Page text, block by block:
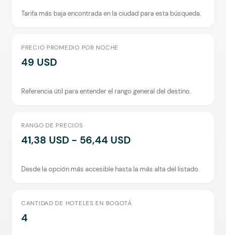
Tarifa más baja encontrada en la ciudad para esta búsqueda.
PRECIO PROMEDIO POR NOCHE
49 USD
Referencia útil para entender el rango general del destino.
RANGO DE PRECIOS
41,38 USD - 56,44 USD
Desde la opción más accesible hasta la más alta del listado.
CANTIDAD DE HOTELES EN BOGOTÁ
4